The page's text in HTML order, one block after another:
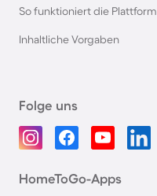
So funktioniert die Plattform
Inhaltliche Vorgaben
Folge uns
HomeToGo-Apps